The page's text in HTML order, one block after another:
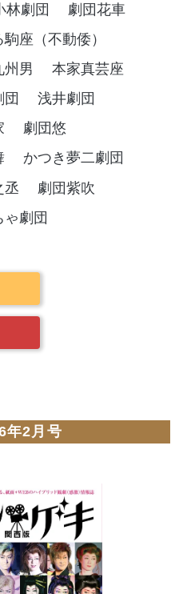
林劇団
劇団花車
座（不動倭）
州男
本家真芸座
団
浅井劇団
劇団悠
かつき夢二劇団
丞
劇団紫吹
ゃ劇団
年2月号